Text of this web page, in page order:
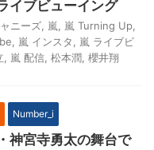
イブビューイング
ニーズ 嵐 嵐 Turning Up
嵐 インスタ
嵐 ライブビ
嵐 配信 松本潤 櫻井翔
Number_i
神宮寺勇太の舞台で